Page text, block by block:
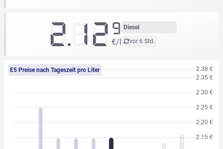
Diesel
vor 6 Std.
2.12 9
€/l
E5 Preise nach Tageszeit pro Liter